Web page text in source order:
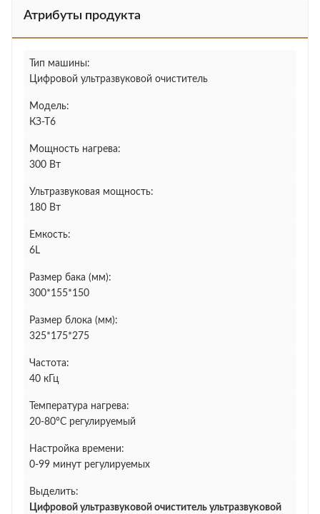
Атрибуты продукта
Тип машины:
Цифровой ультразвуковой очиститель
Модель:
КЗ-Т6
Мощность нагрева:
300 Вт
Ультразвуковая мощность:
180 Вт
Емкость:
6L
Размер бака (мм):
300*155*150
Размер блока (мм):
325*175*275
Частота:
40 кГц
Температура нагрева:
20-80°C регулируемый
Настройка времени:
0-99 минут регулируемых
Выделить:
Цифровой ультразвуковой очиститель ультразвуковой